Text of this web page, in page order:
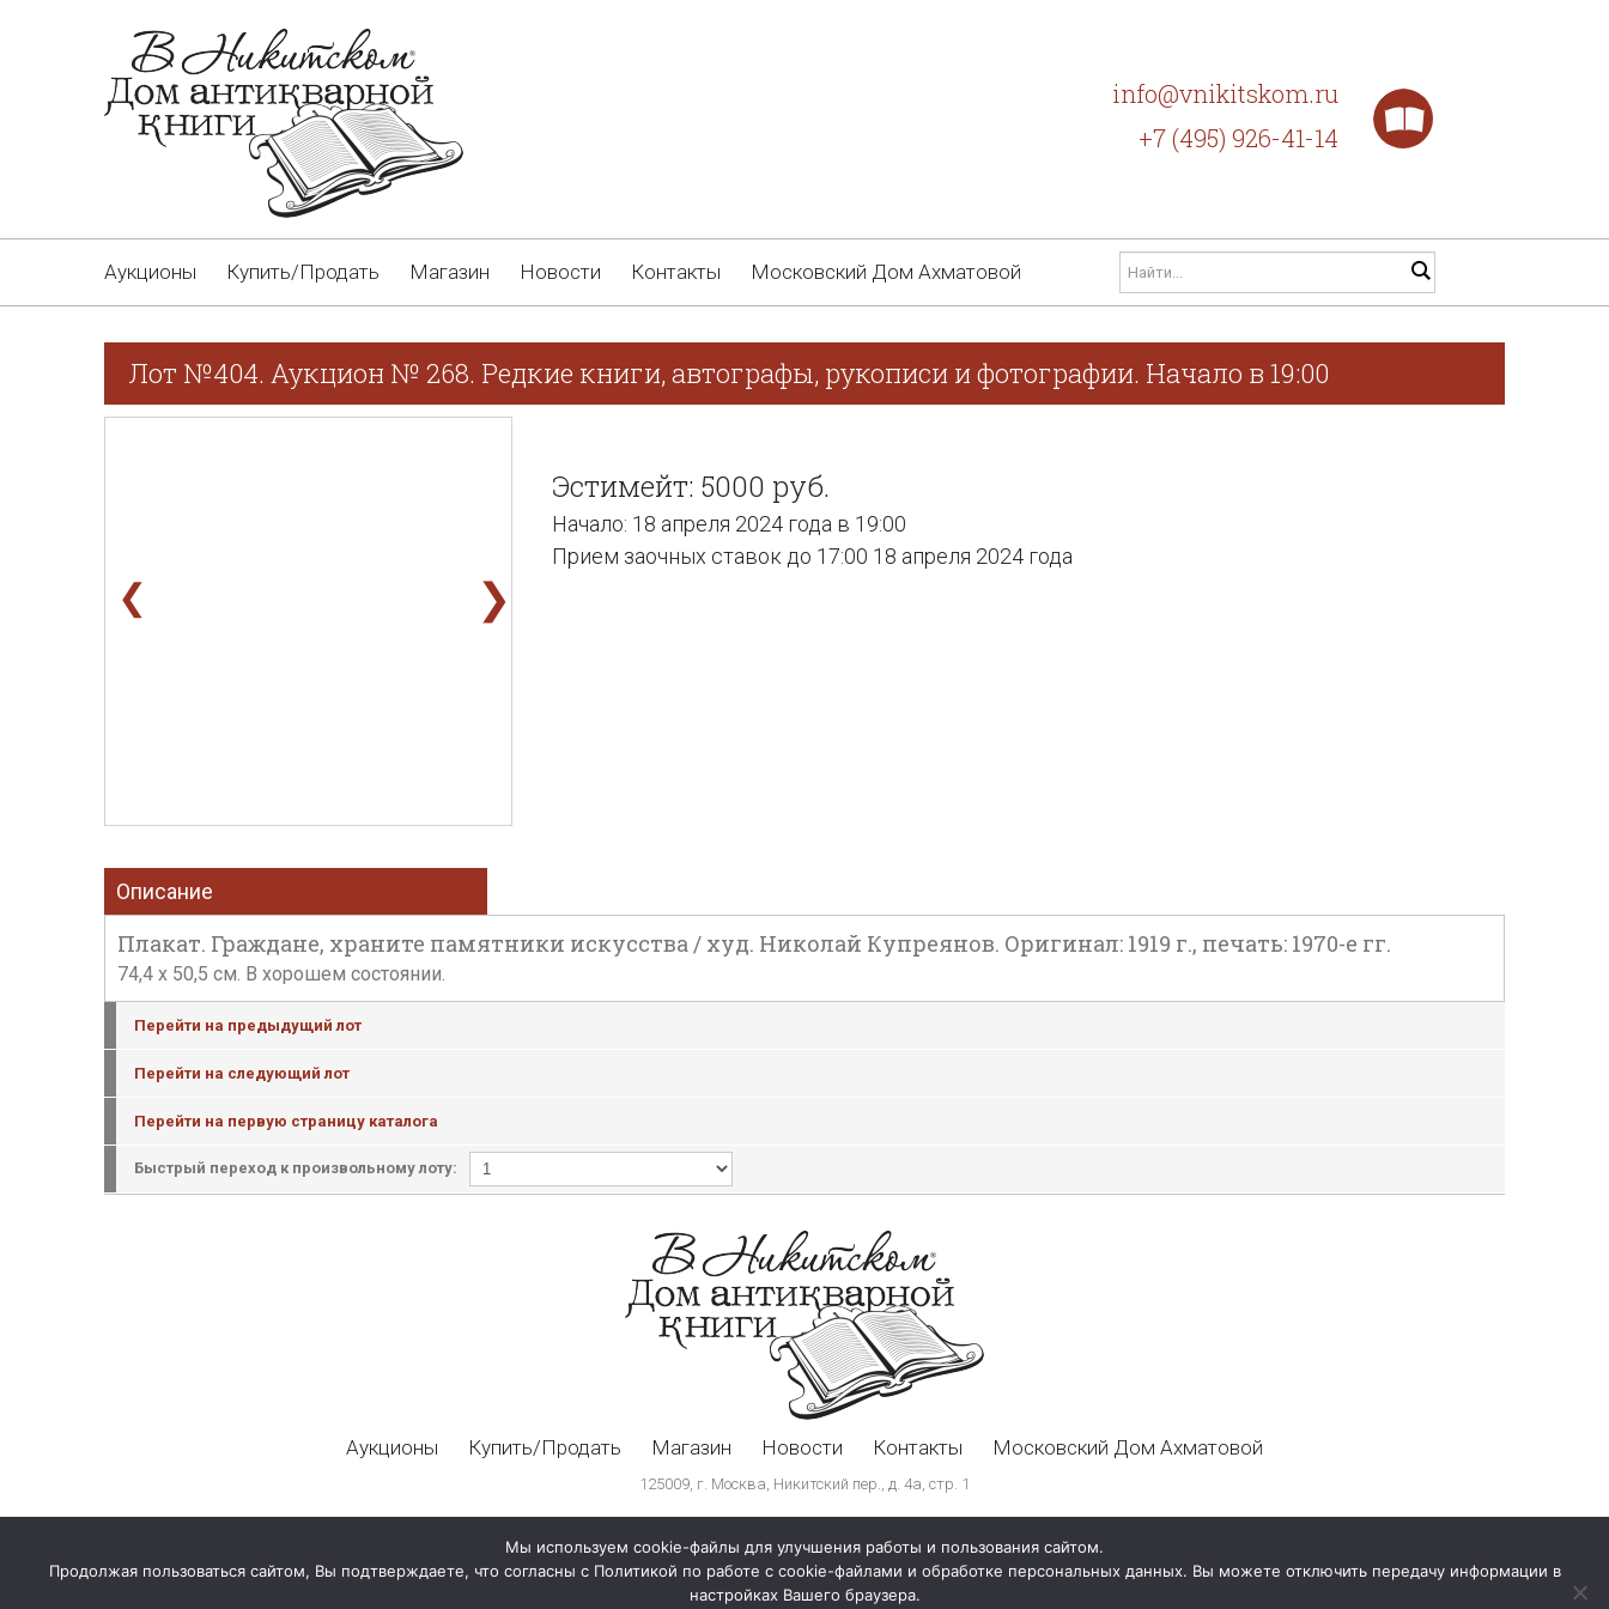
info@vnikitskom.ru
+7 (495) 926-41-14
Аукционы Купить/Продать Магазин Новости Контакты Московский Дом Ахматовой
Лот №404. Аукцион № 268. Редкие книги, автографы, рукописи и фотографии. Начало в 19:00
❮ ❯
Эстимейт: 5000 руб.
Начало: 18 апреля 2024 года в 19:00
Прием заочных ставок до 17:00 18 апреля 2024 года
Описание
Плакат. Граждане, храните памятники искусства / худ. Николай Купреянов. Оригинал: 1919 г., печать: 1970-е гг.
74,4 х 50,5 см. В хорошем состоянии.
Перейти на предыдущий лот
Перейти на следующий лот
Перейти на первую страницу каталога
Быстрый переход к произвольному лоту:
Аукционы Купить/Продать Магазин Новости Контакты Московский Дом Ахматовой
125009, г. Москва, Никитский пер., д. 4а, стр. 1
Мы используем cookie-файлы для улучшения работы и пользования сайтом.
Продолжая пользоваться сайтом, Вы подтверждаете, что согласны с Политикой по работе с cookie-файлами и обработке персональных данных. Вы можете отключить передачу информации в
настройках Вашего браузера.